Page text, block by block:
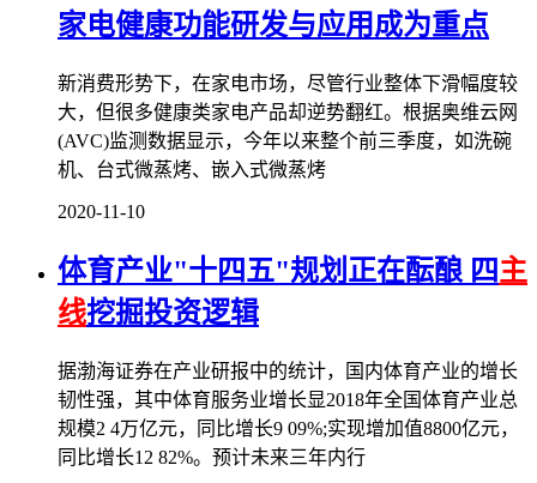
家电健康功能研发与应用成为重点
新消费形势下，在家电市场，尽管行业整体下滑幅度较
大，但很多健康类家电产品却逆势翻红。根据奥维云网
(AVC)监测数据显示，今年以来整个前三季度，如洗碗
机、台式微蒸烤、嵌入式微蒸烤
2020-11-10
体育产业"十四五"规划正在酝酿 四 主
线挖掘投资逻辑
据渤海证券在产业研报中的统计，国内体育产业的增长
韧性强，其中体育服务业增长显2018年全国体育产业总
规模2 4万亿元，同比增长9 09%;实现增加值8800亿元，
同比增长12 82%。预计未来三年内行